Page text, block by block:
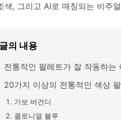
색, 그리고 AI로 매칭되는 비주
의 내용
전통적인 팔레트가 잘 작동하는
20가지 이상의 전통적인 색상
가보 버건디
콜로니얼 블루